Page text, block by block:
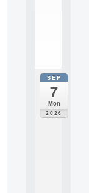
SEP
7
Mon
2026